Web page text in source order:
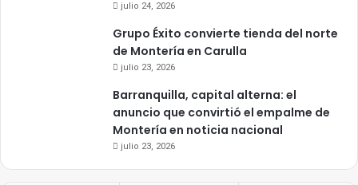
julio 24, 2026
Grupo Éxito convierte tienda del norte
de Montería en Carulla
julio 23, 2026
Barranquilla, capital alterna: el
anuncio que convirtió el empalme de
Montería en noticia nacional
julio 23, 2026